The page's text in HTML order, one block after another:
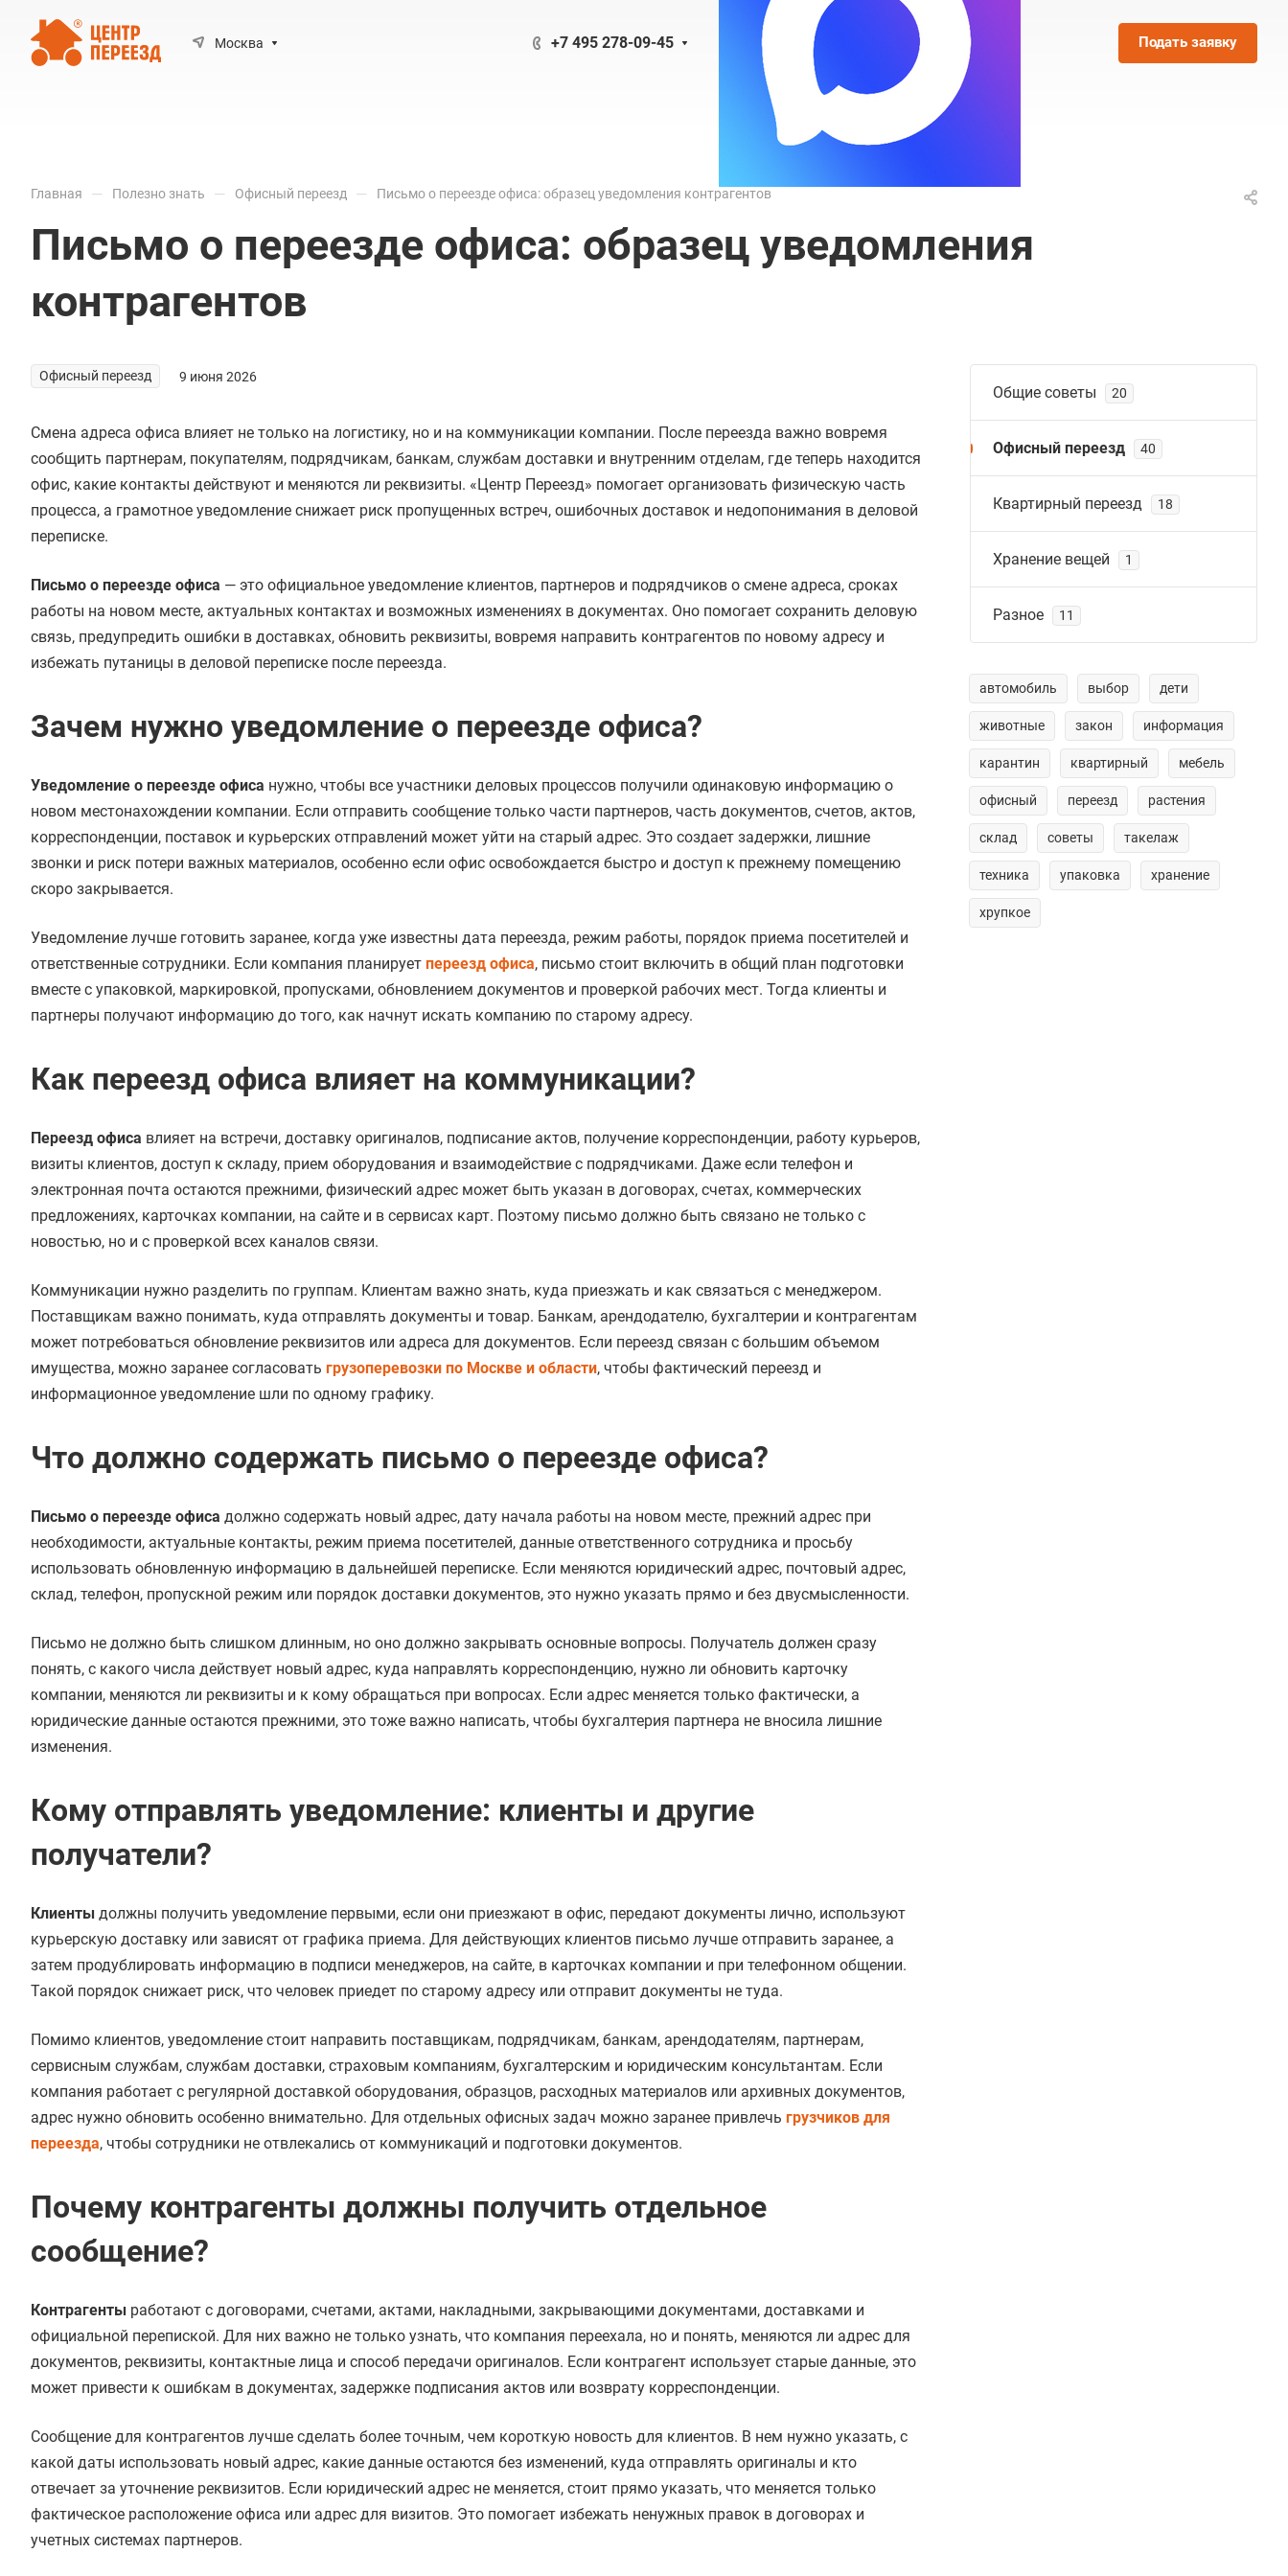
Москва +7 495 278-09-45 Подать заявку
Главная — Полезно знать — Офисный переезд — Письмо о переезде офиса: образец уведомления контрагентов
Письмо о переезде офиса: образец уведомления
контрагентов
Офисный переезд 9 июня 2026
Смена адреса офиса влияет не только на логистику, но и на коммуникации компании. После переезда важно вовремя
сообщить партнерам, покупателям, подрядчикам, банкам, службам доставки и внутренним отделам, где теперь находится
офис, какие контакты действуют и меняются ли реквизиты. «Центр Переезд» помогает организовать физическую часть
процесса, а грамотное уведомление снижает риск пропущенных встреч, ошибочных доставок и недопонимания в деловой
переписке.
Письмо о переезде офиса — это официальное уведомление клиентов, партнеров и подрядчиков о смене адреса, сроках
работы на новом месте, актуальных контактах и возможных изменениях в документах. Оно помогает сохранить деловую
связь, предупредить ошибки в доставках, обновить реквизиты, вовремя направить контрагентов по новому адресу и
избежать путаницы в деловой переписке после переезда.
Зачем нужно уведомление о переезде офиса?
Уведомление о переезде офиса нужно, чтобы все участники деловых процессов получили одинаковую информацию о
новом местонахождении компании. Если отправить сообщение только части партнеров, часть документов, счетов, актов,
корреспонденции, поставок и курьерских отправлений может уйти на старый адрес. Это создает задержки, лишние
звонки и риск потери важных материалов, особенно если офис освобождается быстро и доступ к прежнему помещению
скоро закрывается.
Уведомление лучше готовить заранее, когда уже известны дата переезда, режим работы, порядок приема посетителей и
ответственные сотрудники. Если компания планирует переезд офиса, письмо стоит включить в общий план подготовки
вместе с упаковкой, маркировкой, пропусками, обновлением документов и проверкой рабочих мест. Тогда клиенты и
партнеры получают информацию до того, как начнут искать компанию по старому адресу.
Как переезд офиса влияет на коммуникации?
Переезд офиса влияет на встречи, доставку оригиналов, подписание актов, получение корреспонденции, работу курьеров,
визиты клиентов, доступ к складу, прием оборудования и взаимодействие с подрядчиками. Даже если телефон и
электронная почта остаются прежними, физический адрес может быть указан в договорах, счетах, коммерческих
предложениях, карточках компании, на сайте и в сервисах карт. Поэтому письмо должно быть связано не только с
новостью, но и с проверкой всех каналов связи.
Коммуникации нужно разделить по группам. Клиентам важно знать, куда приезжать и как связаться с менеджером.
Поставщикам важно понимать, куда отправлять документы и товар. Банкам, арендодателю, бухгалтерии и контрагентам
может потребоваться обновление реквизитов или адреса для документов. Если переезд связан с большим объемом
имущества, можно заранее согласовать грузоперевозки по Москве и области, чтобы фактический переезд и
информационное уведомление шли по одному графику.
Что должно содержать письмо о переезде офиса?
Письмо о переезде офиса должно содержать новый адрес, дату начала работы на новом месте, прежний адрес при
необходимости, актуальные контакты, режим приема посетителей, данные ответственного сотрудника и просьбу
использовать обновленную информацию в дальнейшей переписке. Если меняются юридический адрес, почтовый адрес,
склад, телефон, пропускной режим или порядок доставки документов, это нужно указать прямо и без двусмысленности.
Письмо не должно быть слишком длинным, но оно должно закрывать основные вопросы. Получатель должен сразу
понять, с какого числа действует новый адрес, куда направлять корреспонденцию, нужно ли обновить карточку
компании, меняются ли реквизиты и к кому обращаться при вопросах. Если адрес меняется только фактически, а
юридические данные остаются прежними, это тоже важно написать, чтобы бухгалтерия партнера не вносила лишние
изменения.
Кому отправлять уведомление: клиенты и другие
получатели?
Клиенты должны получить уведомление первыми, если они приезжают в офис, передают документы лично, используют
курьерскую доставку или зависят от графика приема. Для действующих клиентов письмо лучше отправить заранее, а
затем продублировать информацию в подписи менеджеров, на сайте, в карточках компании и при телефонном общении.
Такой порядок снижает риск, что человек приедет по старому адресу или отправит документы не туда.
Помимо клиентов, уведомление стоит направить поставщикам, подрядчикам, банкам, арендодателям, партнерам,
сервисным службам, службам доставки, страховым компаниям, бухгалтерским и юридическим консультантам. Если
компания работает с регулярной доставкой оборудования, образцов, расходных материалов или архивных документов,
адрес нужно обновить особенно внимательно. Для отдельных офисных задач можно заранее привлечь грузчиков для
переезда, чтобы сотрудники не отвлекались от коммуникаций и подготовки документов.
Почему контрагенты должны получить отдельное
сообщение?
Контрагенты работают с договорами, счетами, актами, накладными, закрывающими документами, доставками и
официальной перепиской. Для них важно не только узнать, что компания переехала, но и понять, меняются ли адрес для
документов, реквизиты, контактные лица и способ передачи оригиналов. Если контрагент использует старые данные, это
может привести к ошибкам в документах, задержке подписания актов или возврату корреспонденции.
Сообщение для контрагентов лучше сделать более точным, чем короткую новость для клиентов. В нем нужно указать, с
какой даты использовать новый адрес, какие данные остаются без изменений, куда отправлять оригиналы и кто
отвечает за уточнение реквизитов. Если юридический адрес не меняется, стоит прямо указать, что меняется только
фактическое расположение офиса или адрес для визитов. Это помогает избежать ненужных правок в договорах и
учетных системах партнеров.
Общие советы 20
Офисный переезд 40
Квартирный переезд 18
Хранение вещей 1
Разное 11
автомобиль выбор дети
животные закон информация
карантин квартирный мебель
офисный переезд растения
склад советы такелаж
техника упаковка хранение
хрупкое